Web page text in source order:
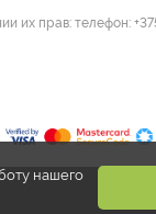
их прав: телефон:
нашего